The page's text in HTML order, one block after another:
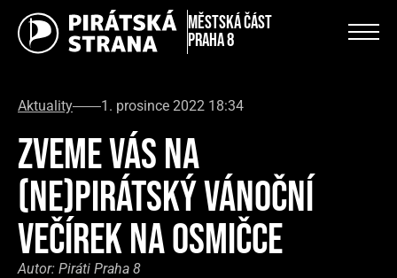
městská část
Praha 8
Aktuality 1. prosince 2022 18:34
ZVEME VÁS NA
(NE)PIRÁTSKÝ VÁNOČNÍ
VEČÍREK NA OSMIČCE
Autor: Piráti Praha 8